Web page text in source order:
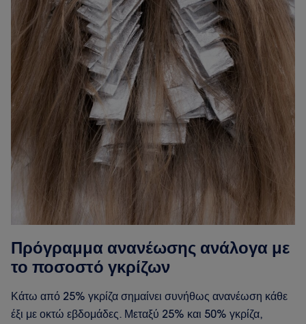
Πρόγραμμα ανανέωσης ανάλογα με
το ποσοστό γκρίζων
Κάτω από 25% γκρίζα σημαίνει συνήθως ανανέωση κάθε
έξι με οκτώ εβδομάδες. Μεταξύ 25% και 50% γκρίζα,